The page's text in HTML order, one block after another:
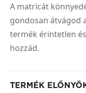
A matricát
gondosan átvágod
termék érintetlen
hozzád.
TERMÉK